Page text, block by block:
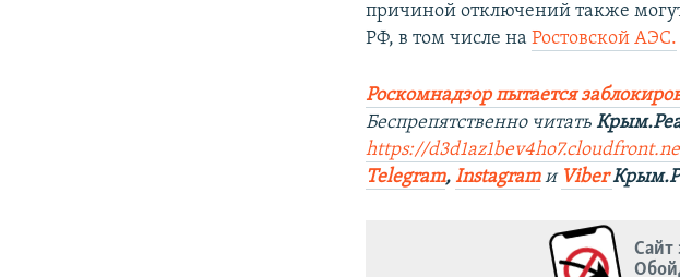
причиной отключений также
РФ, в том числе наРостовской АЭС.
Роскомнадзор пытается
Беспрепятственно читать
https://
Telegram,Instagramи Viber
Сайт